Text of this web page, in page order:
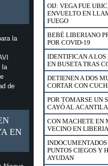
la
la
de
EN
ESTABAN EN
SORPRENDIDOS
FUERZA PÚBLICA
NICOYA
DETIENEN A
ESQUIPULAS EN
EXTRANJEROS EN
PODRÁN UTILIZAR
HASTA EL 18 DE
¿CÓMO APLICAR
VIVIENDA CON
DETIENEN A
MENUDEO EN
CAZADOR
ESPECIE VENADO
MURCIÉLAGO DEL
OIJ: VEGA FUE
ENVUELTO EN
FUEGO
BEBÉ LIBERIANO
POR COVID-19
IDENTIFICAN A
EN BUSETA TRAS
DETIENEN A DOS
CORTAR CON
POR TOMARSE UN
CAYÓ AL
CON MACHETE EN
VECINO EN LIBERIA
PUNTOS CIEGOS Y
AYUDAN